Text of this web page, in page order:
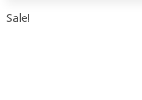
Sale!